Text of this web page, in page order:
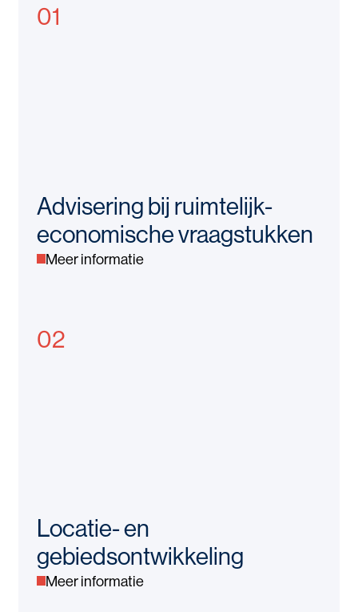
01
Advisering bij ruimtelijk-
economische vraagstukken
Meer informatie
02
Locatie- en
gebiedsontwikkeling
Meer informatie